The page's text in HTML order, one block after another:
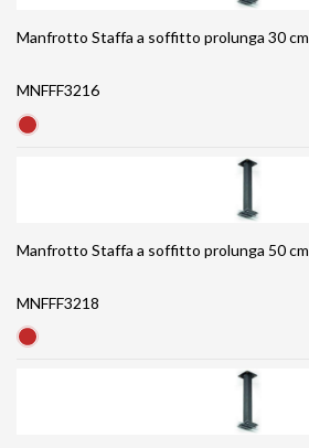
Manfrotto Staffa a soffitto prolunga 30 cm
MNFFF3216
Manfrotto Staffa a soffitto prolunga 50 cm
MNFFF3218